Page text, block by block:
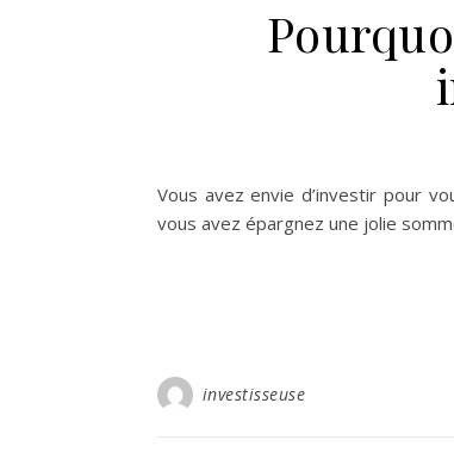
Vous avez envie d’investir pour
vous avez épargnez une jolie
investisseuse